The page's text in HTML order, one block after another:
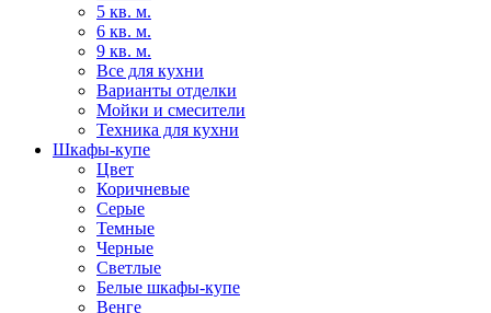
5 кв. м.
6 кв. м.
9 кв. м.
Все для кухни
Варианты отделки
Мойки и смесители
Техника для кухни
Шкафы-купе
Цвет
Коричневые
Серые
Темные
Черные
Светлые
Белые шкафы-купе
Венге